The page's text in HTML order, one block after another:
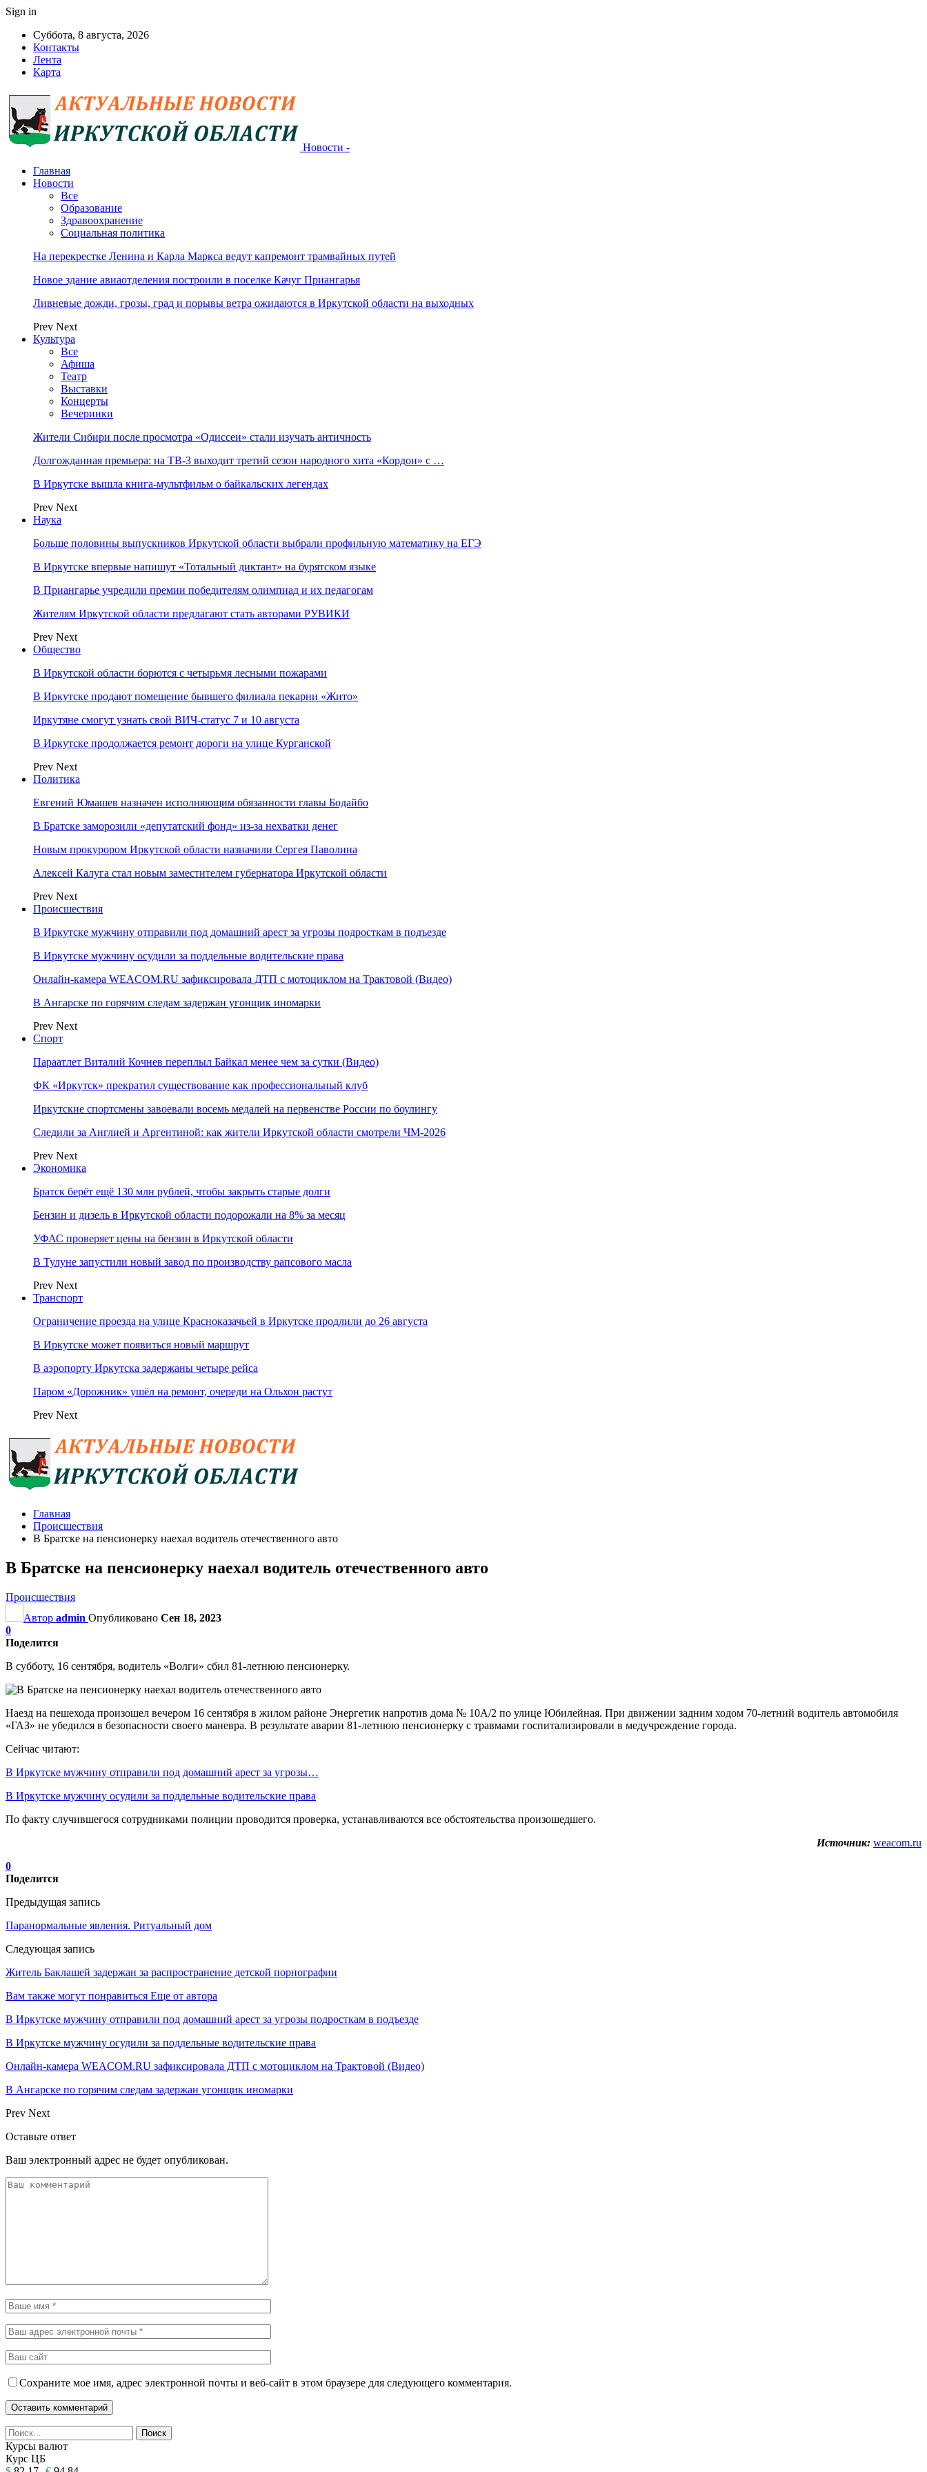
Sign in
Суббота, 8 августа, 2026
Контакты
Лента
Карта
Новости -
Главная
Новости
Все
Образование
Здравоохранение
Социальная политика
На перекрестке Ленина и Карла Маркса ведут капремонт трамвайных путей
Новое здание авиаотделения построили в поселке Качуг Приангарья
Ливневые дожди, грозы, град и порывы ветра ожидаются в Иркутской области на выходных
Prev Next
Культура
Все
Афиша
Театр
Выставки
Концерты
Вечеринки
Жители Сибири после просмотра «Одиссеи» стали изучать античность
Долгожданная премьера: на ТВ-3 выходит третий сезон народного хита «Кордон» с …
В Иркутске вышла книга-мультфильм о байкальских легендах
Prev Next
Наука
Больше половины выпускников Иркутской области выбрали профильную математику на ЕГЭ
В Иркутске впервые напишут «Тотальный диктант» на бурятском языке
В Приангарье учредили премии победителям олимпиад и их педагогам
Жителям Иркутской области предлагают стать авторами РУВИКИ
Prev Next
Общество
В Иркутской области борются с четырьмя лесными пожарами
В Иркутске продают помещение бывшего филиала пекарни «Жито»
Иркутяне смогут узнать свой ВИЧ-статус 7 и 10 августа
В Иркутске продолжается ремонт дороги на улице Курганской
Prev Next
Политика
Евгений Юмашев назначен исполняющим обязанности главы Бодайбо
В Братске заморозили «депутатский фонд» из‑за нехватки денег
Новым прокурором Иркутской области назначили Сергея Паволина
Алексей Калуга стал новым заместителем губернатора Иркутской области
Prev Next
Происшествия
В Иркутске мужчину отправили под домашний арест за угрозы подросткам в подъезде
В Иркутске мужчину осудили за поддельные водительские права
Онлайн-камера WEACOM.RU зафиксировала ДТП с мотоциклом на Трактовой (Видео)
В Ангарске по горячим следам задержан угонщик иномарки
Prev Next
Спорт
Параатлет Виталий Кочнев переплыл Байкал менее чем за сутки (Видео)
ФК «Иркутск» прекратил существование как профессиональный клуб
Иркутские спортсмены завоевали восемь медалей на первенстве России по боулингу
Следили за Англией и Аргентиной: как жители Иркутской области смотрели ЧМ-2026
Prev Next
Экономика
Братск берёт ещё 130 млн рублей, чтобы закрыть старые долги
Бензин и дизель в Иркутской области подорожали на 8% за месяц
УФАС проверяет цены на бензин в Иркутской области
В Тулуне запустили новый завод по производству рапсового масла
Prev Next
Транспорт
Ограничение проезда на улице Красноказачьей в Иркутске продлили до 26 августа
В Иркутске может появиться новый маршрут
В аэропорту Иркутска задержаны четыре рейса
Паром «Дорожник» ушёл на ремонт, очереди на Ольхон растут
Prev Next
Главная
Происшествия
В Братске на пенсионерку наехал водитель отечественного авто
В Братске на пенсионерку наехал водитель отечественного авто
Происшествия
Автор admin Опубликовано Сен 18, 2023
0
Поделится
В субботу, 16 сентября, водитель «Волги» сбил 81-летнюю пенсионерку.
Наезд на пешехода произошел вечером 16 сентября в жилом районе Энергетик напротив дома № 10А/2 по улице Юбилейная. При движении задним ходом 70-летний водитель автомобиля
«ГАЗ» не убедился в безопасности своего маневра. В результате аварии 81-летнюю пенсионерку с травмами госпитализировали в медучреждение города.
Сейчас читают:
В Иркутске мужчину отправили под домашний арест за угрозы…
В Иркутске мужчину осудили за поддельные водительские права
По факту случившегося сотрудниками полиции проводится проверка, устанавливаются все обстоятельства произошедшего.
Источник: weacom.ru
0
Поделится
Предыдущая запись
Паранормальные явления. Ритуальный дом
Следующая запись
Житель Баклашей задержан за распространение детской порнографии
Вам также могут понравиться Еще от автора
В Иркутске мужчину отправили под домашний арест за угрозы подросткам в подъезде
В Иркутске мужчину осудили за поддельные водительские права
Онлайн-камера WEACOM.RU зафиксировала ДТП с мотоциклом на Трактовой (Видео)
В Ангарске по горячим следам задержан угонщик иномарки
Prev Next
Оставьте ответ
Ваш электронный адрес не будет опубликован.
Сохраните мое имя, адрес электронной почты и веб-сайт в этом браузере для следующего комментария.
Курсы валют
Курс ЦБ